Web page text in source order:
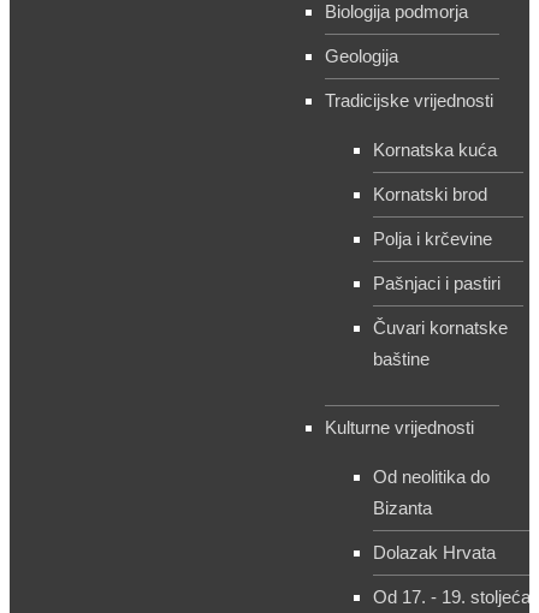
Biologija podmorja
Geologija
Tradicijske vrijednosti
Kornatska kuća
Kornatski brod
Polja i krčevine
Pašnjaci i pastiri
Čuvari kornatske
baštine
Kulturne vrijednosti
Od neolitika do
Bizanta
Dolazak Hrvata
Od 17. - 19. stoljeća